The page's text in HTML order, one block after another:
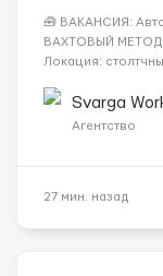
🧰 ВАКАНСИЯ:
ВАХТОВЫЙ
Локация:
час брутто 🏠
Контакт: +3725672...
Svarga
Агентство
27 мин. назад